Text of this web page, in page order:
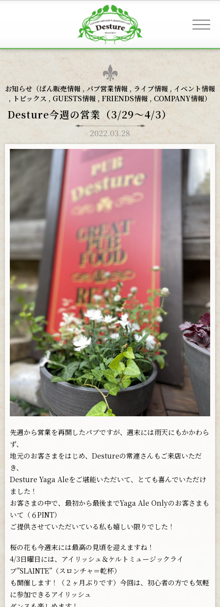
お客様へのご案内
お知らせ
ギャラリー
お問い合わせ
お知らせ（ぱん販売情報 , パブ営業情報 , ライブ情報 , イベント情報
, トピックス , GUESTS情報 , FRIENDS情報 , COMPANY情報）
Desture今週の営業（3/29〜4/3）
2022.03.28
先週から営業を再開したパブですが、週末には雨天にもかかわら
ず、
地元のお客さまをはじめ、Destureの常連さんもご来店いただ
き、
Desture Yaga Aleをご堪能いただいて、とても喜んでいただけ
ました！
お客さまの中で、最初から最後までYaga Ale Onlyのお客さまも
いて（６PINT）
ご提供させていただいている私も嬉しい限りでした！
桜の花も今週末には最高の見頃を迎えますね！
4/3日曜日には、アイリッシュ＆ケルトミュージックライ
ブ”SLAINTE”（スロンチャ＝乾杯）
も開催します！（２ヶ月ぶりです）今回は、初心者の方でも気軽
に参加できるアイリッシュ